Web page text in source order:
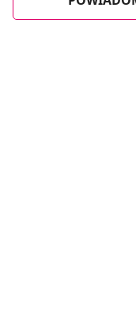
mogą być
masie ciała